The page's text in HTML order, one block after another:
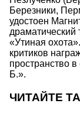
Березники,
удостоен
драматический
«Утиная
критиков
пространство
Б.».
ЧИТАЙТЕ